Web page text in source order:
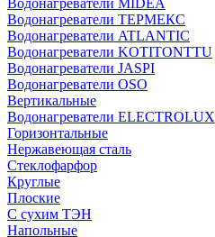
Водонагреватели ТЕРМЕКС
Водонагреватели ATLANTIC
Водонагреватели KOTITONTTU
Водонагреватели JASPI
Водонагреватели OSO
Вертикальные
Водонагреватели ELECTROLUX
Горизонтальные
Нержавеющая сталь
Стеклофарфор
Круглые
Плоские
С сухим ТЭН
Напольные